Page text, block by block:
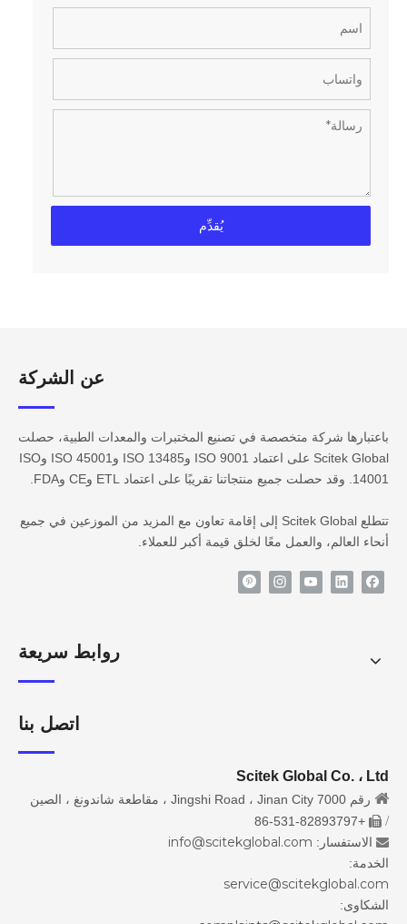
يُقدِّم
عن الشركة​​​​​​
باعتبارها شركة متخصصة في تصنيع المختبرات والمعدات الطبية، حصلت
Scitek Global على اعتماد ISO 9001 وISO 13485 وISO 45001 وISO
14001. وقد حصلت جميع منتجاتنا تقريبًا على اعتماد ETL وCE وFDA.
تتطلع Scitek Global إلى إقامة تعاون مع المزيد من الموزعين في جميع
أنحاء العالم، والعمل معًا لخلق قيمة أكبر للعملاء.
روابط سريعة
اتصل بنا
Scitek Global Co. ، Ltd
 رقم 7000 Jingshi Road ، Jinan City ، مقاطعة شاندونغ ، الصين
/

+86-531-82893797
 الاستفسار: info@scitekglobal.com
الخدمة:
service@scitekglobal.com
الشكاوى: